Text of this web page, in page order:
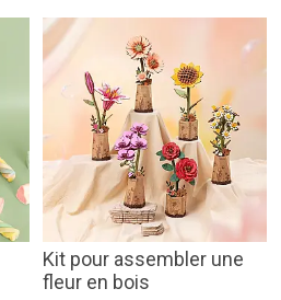
Kit pour assembler une
fleur en bois